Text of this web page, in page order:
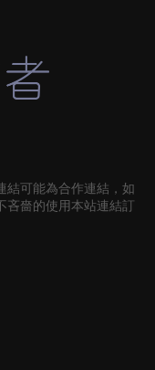
結可能為合作連結，如
吝嗇的使用本站連結訂